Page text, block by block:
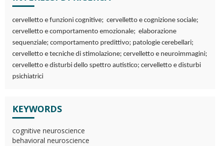
cervelletto e funzioni cognitive; cervelletto e cognizione sociale;
cervelletto e comportamento emozionale; elaborazione
sequenziale; comportamento predittivo; patologie cerebellari;
cervelletto e tecniche di stimolazione; cervelletto e neuroimmagini;
cervelletto e disturbi dello spettro autistico; cervelletto e disturbi
psichiatrici
KEYWORDS
cognitive neuroscience
behavioral neuroscience